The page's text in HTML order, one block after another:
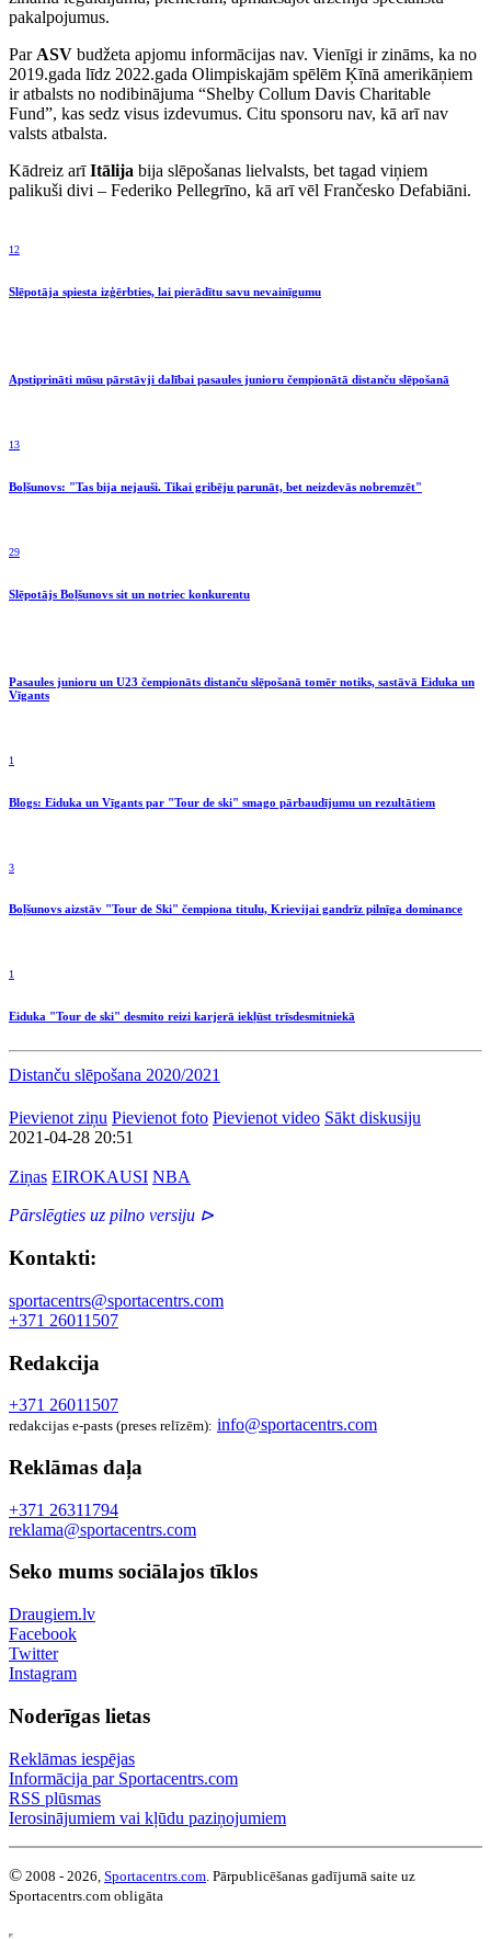
pakalpojumus.
Par ASV budžeta apjomu informācijas nav. Vienīgi ir zināms, ka no
2019.gada līdz 2022.gada Olimpiskajām spēlēm Ķīnā amerikāņiem
ir atbalsts no nodibinājuma “Shelby Collum Davis Charitable
Fund”, kas sedz visus izdevumus. Citu sponsoru nav, kā arī nav
valsts atbalsta.
Kādreiz arīItālija bija slēpošanas lielvalsts, bet tagad viņiem
palikuši divi – Federiko Pellegrīno, kā arī vēl Frančesko Defabiāni.
12
Slēpotāja spiesta izģērbties, lai pierādītu savu nevainīgumu
Apstiprināti mūsu pārstāvji dalībai pasaules junioru čempionātā distanču slēpošanā
13
Boļšunovs: "Tas bija nejauši. Tikai gribēju parunāt, bet neizdevās nobremzēt"
29
Slēpotājs Boļšunovs sit un notriec konkurentu
Pasaules junioru un U23 čempionāts distanču slēpošanā tomēr notiks, sastāvā Eiduka un
Vīgants
1
Blogs: Eiduka un Vīgants par "Tour de ski" smago pārbaudījumu un rezultātiem
3
Boļšunovs aizstāv "Tour de Ski" čempiona titulu, Krievijai gandrīz pilnīga dominance
1
Eiduka "Tour de ski" desmito reizi karjerā iekļūst trīsdesmitniekā
Distanču slēpošana 2020/2021
Pievienot ziņu Pievienot foto Pievienot video Sākt diskusiju
2021-04-28 20:51
Ziņas EIROKAUSI NBA
Pārslēgties uz pilno versiju ⊳
Kontakti:
sportacentrs@sportacentrs.com
+371 26011507
Redakcija
+371 26011507
redakcijas e-pasts (preses relīzēm): info@sportacentrs.com
Reklāmas daļa
+371 26311794
reklama@sportacentrs.com
Seko mums sociālajos tīklos
Draugiem.lv
Facebook
Twitter
Instagram
Noderīgas lietas
Reklāmas iespējas
Informācija par Sportacentrs.com
RSS plūsmas
Ierosinājumiem vai kļūdu paziņojumiem
© 2008 - 2026, Sportacentrs.com . Pārpublicēšanas gadījumā saite uz
Sportacentrs.com obligāta